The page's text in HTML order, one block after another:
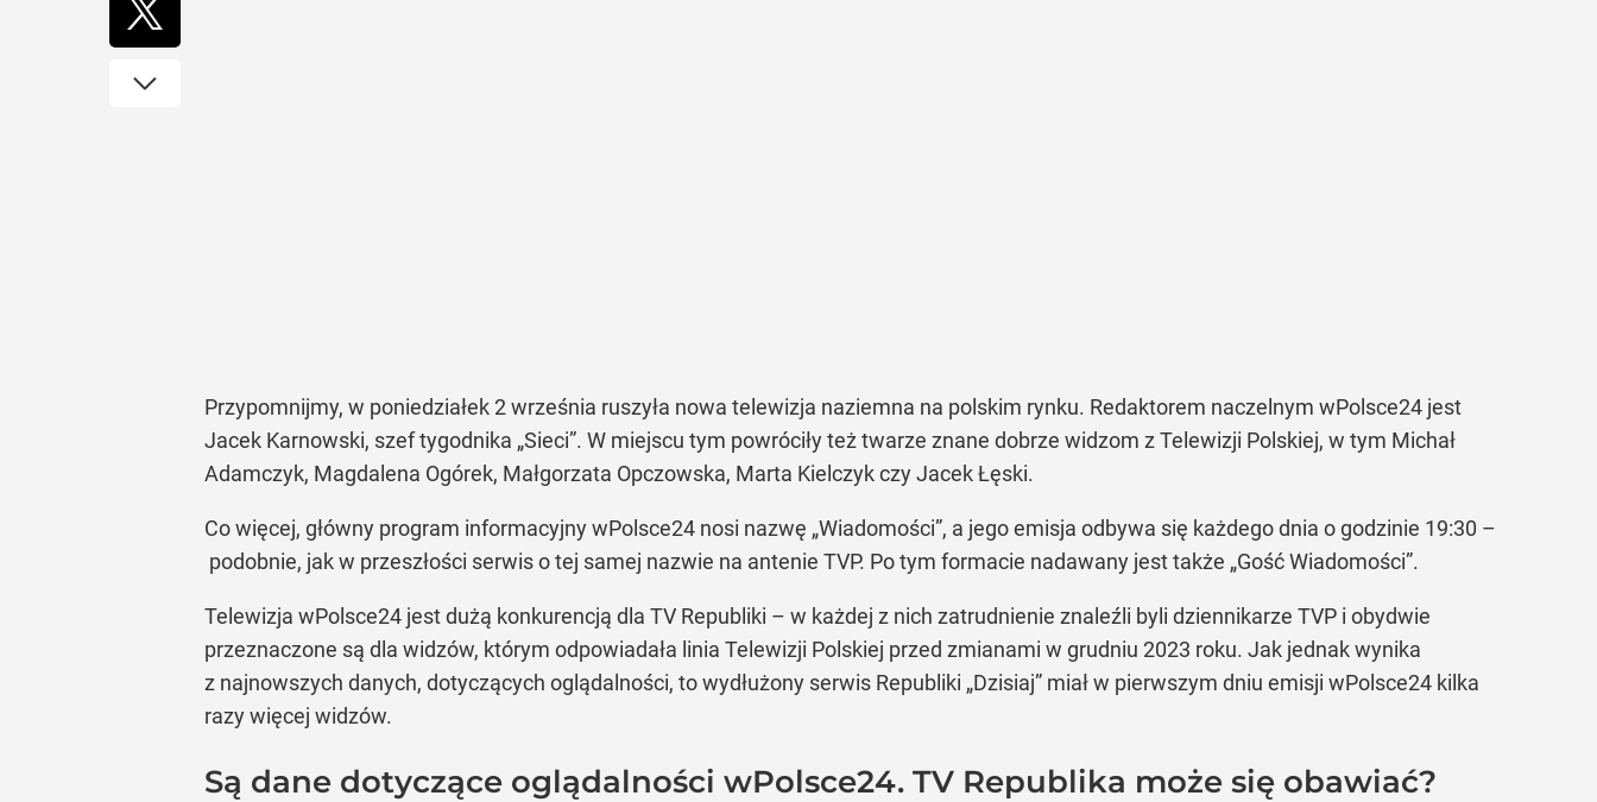
Przypomnijmy, w poniedziałek 2 września ruszyła nowa telewizja naziemna na polskim rynku. Redaktorem naczelnym wPolsce24 jest
Jacek Karnowski, szef tygodnika „Sieci”. W miejscu tym powróciły też twarze znane dobrze widzom z Telewizji Polskiej, w tym Michał
Adamczyk, Magdalena Ogórek, Małgorzata Opczowska, Marta Kielczyk czy Jacek Łęski.
Co więcej, główny program informacyjny wPolsce24 nosi nazwę „Wiadomości”, a jego emisja odbywa się każdego dnia o godzinie 19:30 –
podobnie, jak w przeszłości serwis o tej samej nazwie na antenie TVP. Po tym formacie nadawany jest także „Gość Wiadomości”.
Telewizja wPolsce24 jest dużą konkurencją dla TV Republiki – w każdej z nich zatrudnienie znaleźli byli dziennikarze TVP i obydwie
przeznaczone są dla widzów, którym odpowiadała linia Telewizji Polskiej przed zmianami w grudniu 2023 roku. Jak jednak wynika
z najnowszych danych, dotyczących oglądalności, to wydłużony serwis Republiki „Dzisiaj” miał w pierwszym dniu emisji wPolsce24 kilka
razy więcej widzów.
Są dane dotyczące oglądalności wPolsce24. TV Republika może się obawiać?